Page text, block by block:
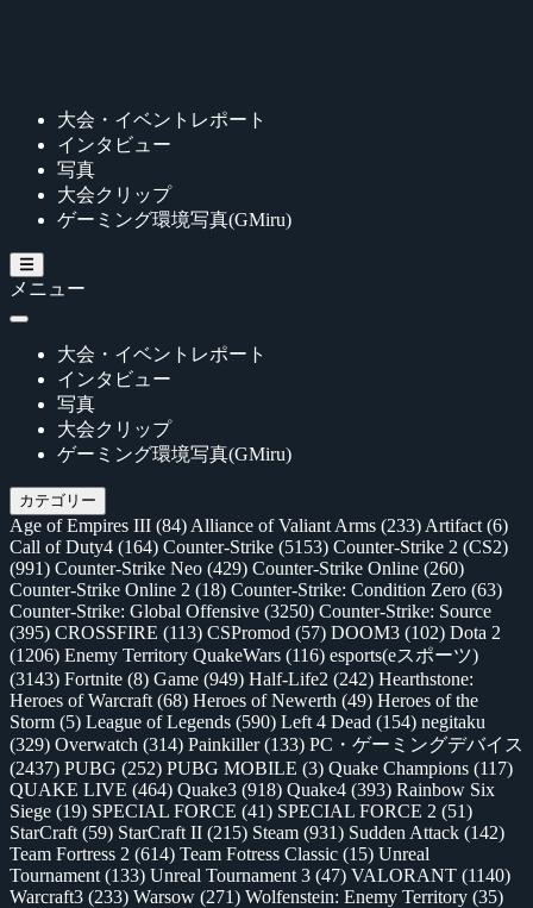
大会・イベントレポート
インタビュー
写真
大会クリップ
ゲーミング環境写真(GMiru)
メニュー
大会・イベントレポート
インタビュー
写真
大会クリップ
ゲーミング環境写真(GMiru)
カテゴリー
Age of Empires III (84) Alliance of Valiant Arms (233) Artifact (6)
Call of Duty4 (164) Counter-Strike (5153) Counter-Strike 2 (CS2)
(991) Counter-Strike Neo (429) Counter-Strike Online (260)
Counter-Strike Online 2 (18) Counter-Strike: Condition Zero (63)
Counter-Strike: Global Offensive (3250) Counter-Strike: Source
(395) CROSSFIRE (113) CSPromod (57) DOOM3 (102) Dota 2
(1206) Enemy Territory QuakeWars (116) esports(eスポーツ)
(3143) Fortnite (8) Game (949) Half-Life2 (242) Hearthstone:
Heroes of Warcraft (68) Heroes of Newerth (49) Heroes of the
Storm (5) League of Legends (590) Left 4 Dead (154) negitaku
(329) Overwatch (314) Painkiller(133) PC・ゲーミングデバイス
(2437) PUBG (252) PUBG MOBILE (3) Quake Champions (117)
QUAKE LIVE (464) Quake3 (918) Quake4 (393) Rainbow Six
Siege (19) SPECIAL FORCE (41) SPECIAL FORCE 2 (51)
StarCraft (59) StarCraft II (215) Steam (931) Sudden Attack (142)
Team Fortress 2 (614) Team Fotress Classic (15) Unreal
Tournament (133) Unreal Tournament 3 (47) VALORANT (1140)
Warcraft3 (233) Warsow (271) Wolfenstein: Enemy Territory (35)